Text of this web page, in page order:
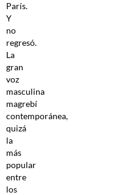
París.
Y
no
regresó.
La
gran
voz
masculina
magrebí
contemporánea,
quizá
la
más
popular
entre
los